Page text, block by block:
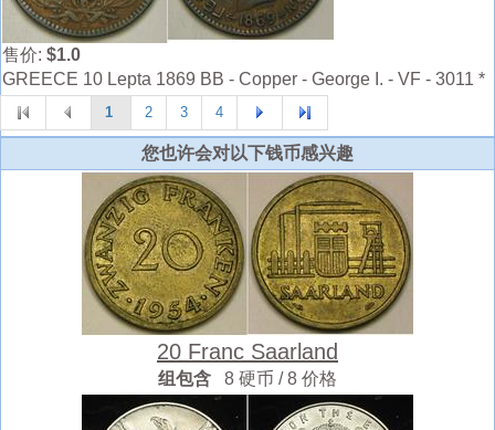
售价: $1.0
GREECE 10 Lepta 1869 BB - Copper - George I. - VF - 3011 *
1 2 3 4
您也许会对以下钱币感兴趣
20 Franc Saarland
组包含 8 硬币 / 8 价格